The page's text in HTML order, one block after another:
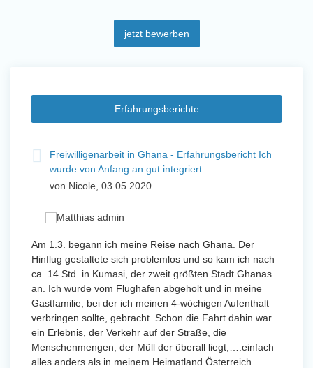
jetzt bewerben
Erfahrungsberichte
Freiwilligenarbeit in Ghana - Erfahrungsbericht Ich
wurde von Anfang an gut integriert
von Nicole, 03.05.2020
Am 1.3. begann ich meine Reise nach Ghana. Der
Hinflug gestaltete sich problemlos und so kam ich nach
ca. 14 Std. in Kumasi, der zweit größten Stadt Ghanas
an. Ich wurde vom Flughafen abgeholt und in meine
Gastfamilie, bei der ich meinen 4-wöchigen Aufenthalt
verbringen sollte, gebracht. Schon die Fahrt dahin war
ein Erlebnis, der Verkehr auf der Straße, die
Menschenmengen, der Müll der überall liegt,….einfach
alles anders als in meinem Heimatland Österreich.